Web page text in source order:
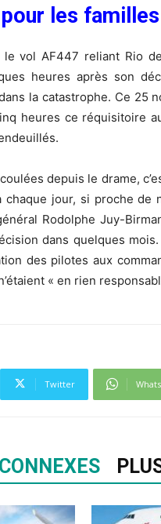
les
le vol AF447 reliant Rio
heures après son
la catastrophe. Ce 25
heures ce réquisitoire
depuis le drame,
chaque jour, si proche
Rodolphe Juy-
dans quelques
des pilotes aux
« en rien
Twitter